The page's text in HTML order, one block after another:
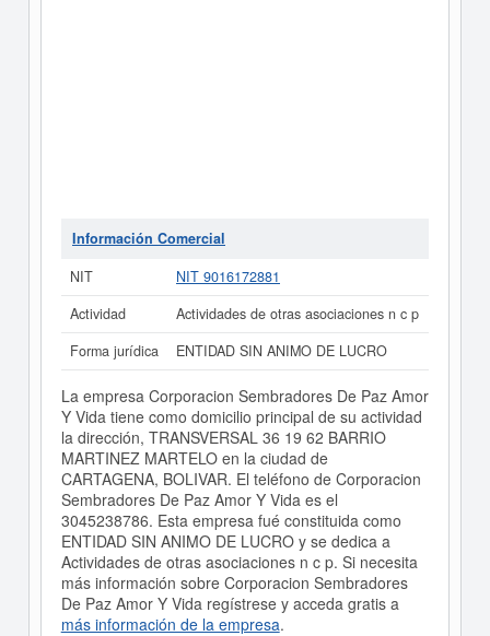
Información Comercial
NIT
NIT 9016172881
Actividad
Actividades de otras asociaciones n c p
Forma jurídica
ENTIDAD SIN ANIMO DE LUCRO
La empresa Corporacion Sembradores De Paz Amor
Y Vida tiene como domicilio principal de su actividad
la dirección, TRANSVERSAL 36 19 62 BARRIO
MARTINEZ MARTELO en la ciudad de
CARTAGENA, BOLIVAR. El teléfono de Corporacion
Sembradores De Paz Amor Y Vida es el
3045238786. Esta empresa fué constituida como
ENTIDAD SIN ANIMO DE LUCRO y se dedica a
Actividades de otras asociaciones n c p. Si necesita
más información sobre Corporacion Sembradores
De Paz Amor Y Vida regístrese y acceda gratis a
más información de la empresa.